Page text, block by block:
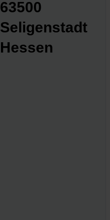
63500
Seligenstadt
Hessen